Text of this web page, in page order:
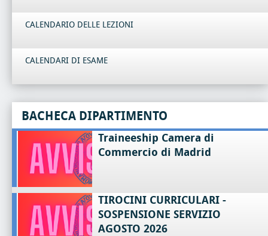
CALENDARIO DELLE LEZIONI
CALENDARI DI ESAME
BACHECA DIPARTIMENTO
Traineeship Camera di
Commercio di Madrid
TIROCINI CURRICULARI -
SOSPENSIONE SERVIZIO
AGOSTO 2026